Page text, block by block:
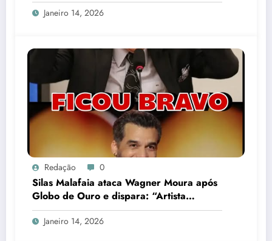
Janeiro 14, 2026
Redação 0
Silas Malafaia ataca Wagner Moura após
Globo de Ouro e dispara: “Artista
cretino”
Janeiro 14, 2026